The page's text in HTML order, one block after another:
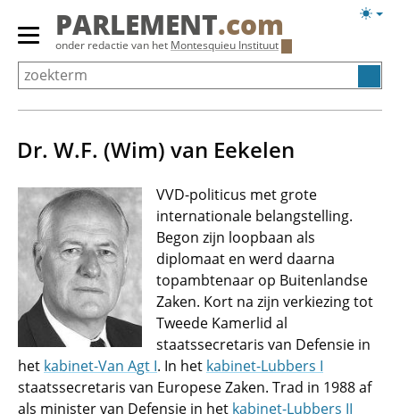
Overslaan
Primair
menu
tonen/verbergen
PARLEMENT.com
onder redactie van het Montesquieu Instituut
Dr. W.F. (Wim) van Eekelen
VVD-politicus met grote
internationale belangstelling.
Begon zijn loopbaan als
diplomaat en werd daarna
topambtenaar op Buitenlandse
Zaken. Kort na zijn verkiezing tot
Tweede Kamerlid al
staatssecretaris van Defensie in
het kabinet-Van Agt I. In het kabinet-Lubbers I
staatssecretaris van Europese Zaken. Trad in 1988 af
als minister van Defensie in het kabinet-Lubbers II